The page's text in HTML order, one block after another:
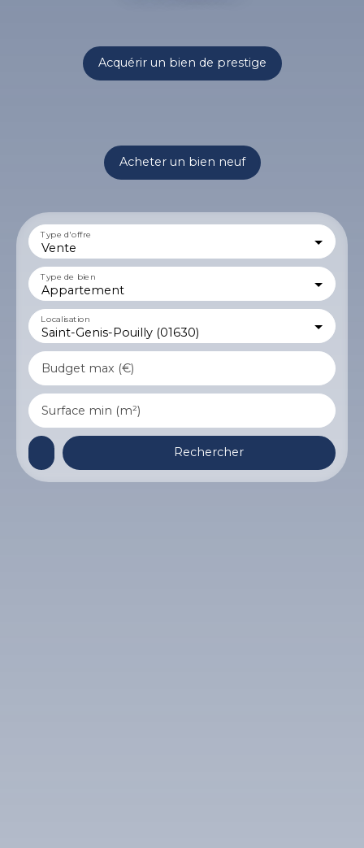
Acquérir un bien de prestige
Acheter un bien neuf
Vente
Type d'offre
Appartement
Type de bien
Saint-Genis-Pouilly (01630)
Localisation
Budget max (€)
Surface min (m²)
Rechercher